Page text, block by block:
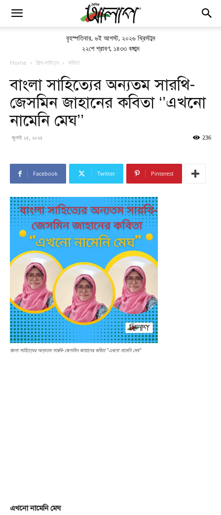
বৃহস্পতিবার, ৬ই আগস্ট, ২০২৬ খ্রিস্টাব্দ
২২শে শ্রাবণ, ১৪৩৩ বঙ্গাব্দ
Home শিল্প-সাহিত্য কবিতা
বাংলা সাহিত্যের অন্যতম সারথি-
জেসমিন জাহানের কবিতা ‘’এখনো
নামেনি মেঘ’’
জুলাই ১৫, ২০২৫ 236
Facebook Twitter Pinterest
বাংলা সাহিত্যের অন্যতম সারথি-জেসমিন জাহানের কবিতা ‘’এখনো নামেনি মেঘ’’
এখনো নামেনি মেঘ